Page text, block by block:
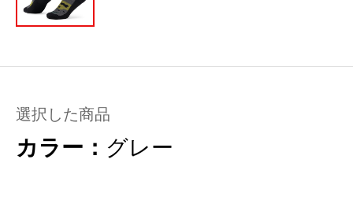
選択した商品
カラー： グレー